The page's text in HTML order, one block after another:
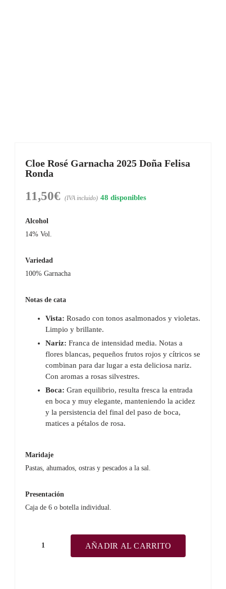
Cloe Rosé Garnacha 2025 Doña Felisa
Ronda
11,50€ (IVA incluido) 48 disponibles
Alcohol
14% Vol.
Variedad
100% Garnacha
Notas de cata
Vista: Rosado con tonos asalmonados y violetas.
Limpio y brillante.
Nariz: Franca de intensidad media. Notas a
flores blancas, pequeños frutos rojos y cítricos se
combinan para dar lugar a esta deliciosa nariz.
Con aromas a rosas silvestres.
Boca: Gran equilibrio, resulta fresca la entrada
en boca y muy elegante, manteniendo la acidez
y la persistencia del final del paso de boca,
matices a pétalos de rosa.
Maridaje
Pastas, ahumados, ostras y pescados a la sal.
Presentación
Caja de 6 o botella individual.
Cloe
AÑADIR AL CARRITO